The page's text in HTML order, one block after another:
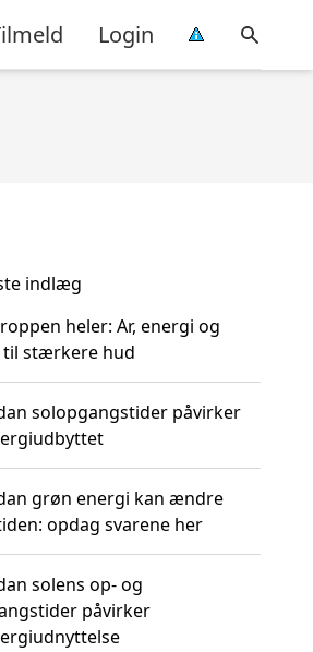
Login
indlæg
heler: Ar, energi og
til stærkere hud
solopgangstider påvirker
grøn energi kan ændre
opdag svarene her
solens op- og
påvirker